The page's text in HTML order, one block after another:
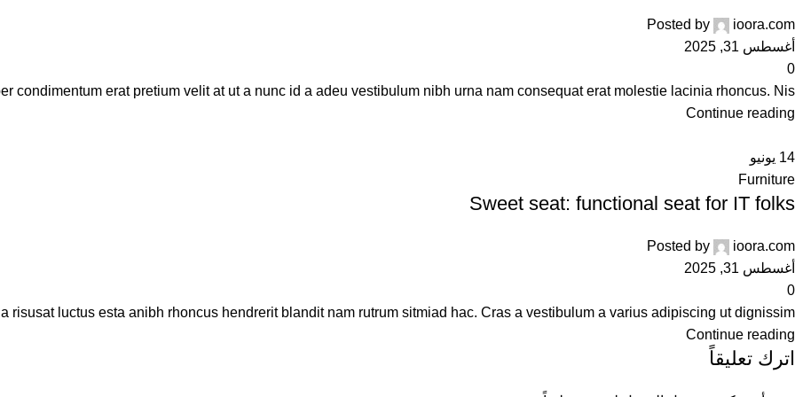
Posted by
ioora.com
أغسطس 31, 2025
0
condimentum erat pretium velit at ut a nunc id a adeu vestibulum nibh urna nam consequat erat molestie lacinia rhoncus. Nis...
Continue reading
14 يونيو
Furniture
Sweet seat: functional seat for IT folks
Posted by
ioora.com
أغسطس 31, 2025
0
risusat luctus esta anibh rhoncus hendrerit blandit nam rutrum sitmiad hac. Cras a vestibulum a varius adipiscing ut dignissim ...
Continue reading
اترك تعليقاً